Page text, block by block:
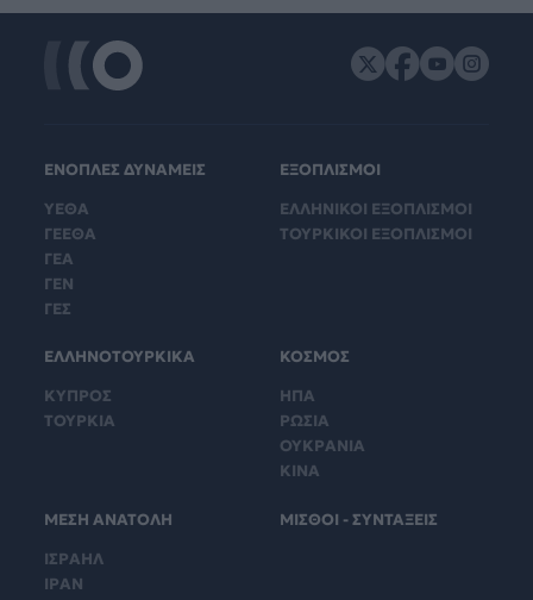
ΕΝΟΠΛΕΣ ΔΥΝΑΜΕΙΣ
ΥΕΘΑ
ΓΕΕΘΑ
ΓΕΑ
ΓΕΝ
ΓΕΣ
ΕΞΟΠΛΙΣΜΟΙ
ΕΛΛΗΝΙΚΟΙ ΕΞΟΠΛΙΣΜΟΙ
ΤΟΥΡΚΙΚΟΙ ΕΞΟΠΛΙΣΜΟΙ
ΕΛΛΗΝΟΤΟΥΡΚΙΚΑ
ΚΥΠΡΟΣ
ΤΟΥΡΚΙΑ
ΚΟΣΜΟΣ
ΗΠΑ
ΡΩΣΙΑ
ΟΥΚΡΑΝΙΑ
ΚΙΝΑ
ΜΕΣΗ ΑΝΑΤΟΛΗ
ΙΣΡΑΗΛ
ΙΡΑΝ
ΜΙΣΘΟΙ - ΣΥΝΤΑΞΕΙΣ